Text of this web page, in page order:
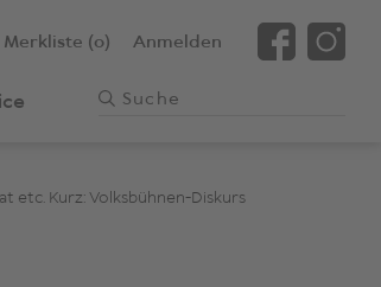
Merkliste (0) Anmelden
etc. Kurz: Volksbühnen-Diskurs